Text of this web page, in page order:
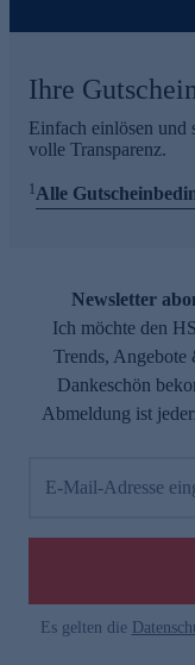
Ihre
Einfach einlösen und
volle Transparenz.
1Alle
Newsletter
Ich möchte den
Trends,
Dankeschön
Abmeldung ist
E-Mail-Adresse
Es gelten die